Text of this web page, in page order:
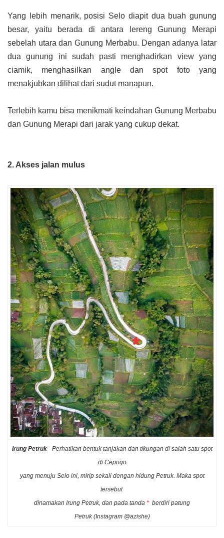
Yang lebih menarik, posisi Selo diapit dua buah gunung
besar, yaitu berada di antara lereng Gunung Merapi
sebelah utara dan Gunung Merbabu. Dengan adanya latar
dua gunung ini sudah pasti menghadirkan view yang
ciamik, menghasilkan angle dan spot foto yang
menakjubkan dilihat dari sudut manapun.
Terlebih kamu bisa menikmati keindahan Gunung Merbabu
dan Gunung Merapi dari jarak yang cukup dekat.
2. Akses jalan mulus
Irung Petruk- Perhatikan bentuk tanjakan dan tikungan di salah satu spot
di Cepogo
yang menuju Selo ini, mirip sekali dengan hidung Petruk. Maka spot
tersebut
dinamakan Irung Petruk, dan pada tanda * berdiri patung
Petruk (Instagram @azishe)